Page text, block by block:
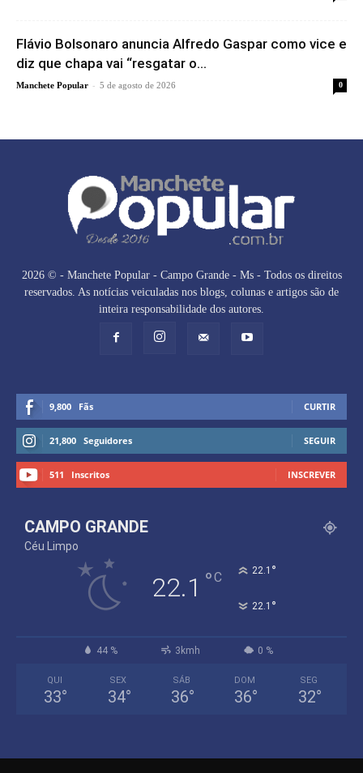
Flávio Bolsonaro anuncia Alfredo Gaspar como vice e
diz que chapa vai “resgatar o...
Manchete Popular - 5 de agosto de 2026 0
2026 © - Manchete Popular - Campo Grande - Ms - Todos os direitos
reservados. As notícias veiculadas nos blogs, colunas e artigos são de
inteira responsabilidade dos autores.
9,800 Fãs CURTIR
21,800 Seguidores SEGUIR
511 Inscritos INSCREVER
CAMPO GRANDE
Céu Limpo
22.1 °C 22.1 °
22.1 °
44 % 3kmh 0 %
QUI
33°
SEX
34°
SÁB
36°
DOM
36°
SEG
32°